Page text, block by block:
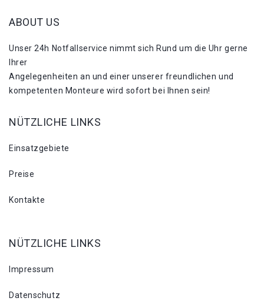
ABOUT US
Unser 24h Notfallservice nimmt sich Rund um die Uhr gerne
Ihrer
Angelegenheiten an und einer unserer freundlichen und
kompetenten Monteure wird sofort bei Ihnen sein!
NÜTZLICHE LINKS
Einsatzgebiete
Preise
Kontakte
NÜTZLICHE LINKS
Impressum
Datenschutz